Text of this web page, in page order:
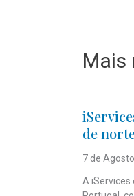
Mais
de
7 de
A iServices